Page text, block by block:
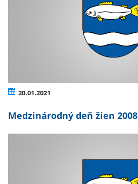
20.01.2021
Medzinárodný deň žien 2008